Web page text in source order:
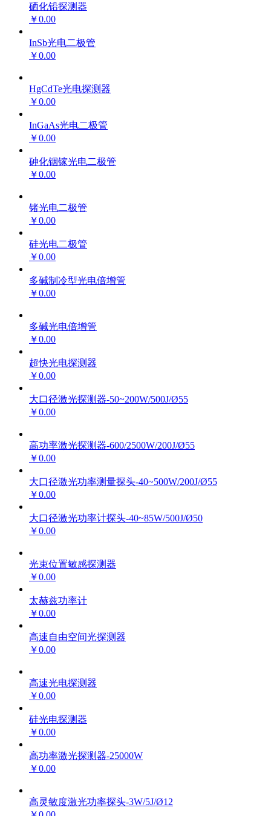
硒化铅探测器
￥0.00
InSb光电二极管
￥0.00
HgCdTe光电探测器
￥0.00
InGaAs光电二极管
￥0.00
砷化铟镓光电二极管
￥0.00
锗光电二极管
￥0.00
硅光电二极管
￥0.00
多碱制冷型光电倍增管
￥0.00
多碱光电倍增管
￥0.00
超快光电探测器
￥0.00
大口径激光探测器-50~200W/500J/Ø55
￥0.00
高功率激光探测器-600/2500W/200J/Ø55
￥0.00
大口径激光功率测量探头-40~500W/200J/Ø55
￥0.00
大口径激光功率计探头-40~85W/500J/Ø50
￥0.00
光束位置敏感探测器
￥0.00
太赫兹功率计
￥0.00
高速自由空间光探测器
￥0.00
高速光电探测器
￥0.00
硅光电探测器
￥0.00
高功率激光探测器-25000W
￥0.00
高灵敏度激光功率探头-3W/5J/Ø12